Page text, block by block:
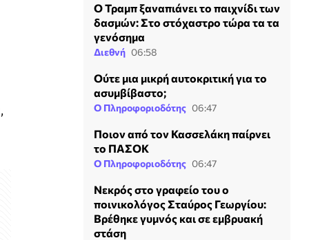
Ο Τραμπ ξαναπιάνει το παιχνίδι των
δασμών: Στο στόχαστρο τώρα τα τα
γενόσημα
Διεθνή 06:58
Ούτε μια μικρή αυτοκριτική για το
ασυμβίβαστο;
Ο Πληροφοριοδότης 06:47
Ποιον από τον Κασσελάκη παίρνει
το ΠΑΣΟΚ
Ο Πληροφοριοδότης 06:47
Νεκρός στο γραφείο του ο
ποινικολόγος Σταύρος Γεωργίου:
Βρέθηκε γυμνός και σε εμβρυακή
στάση